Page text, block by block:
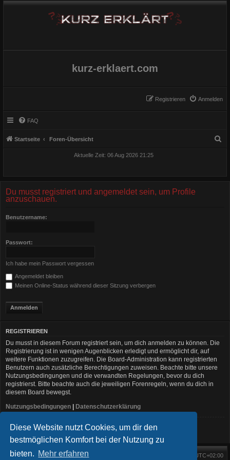
Diese Website nutzt Cookies, um dir den
bestmöglichen Komfort bei der Nutzung zu
bieten. Mehr erfahren
kurz-erklaert.com
Anmelden
Registrieren
FAQ
Startseite Foren-Übersicht
Aktuelle Zeit: 06 Aug 2026 21:25
Du musst registriert und angemeldet sein, um Profile
anzuschauen.
Benutzername:
Passwort:
Ich habe mein Passwort vergessen
Angemeldet bleiben
Meinen Online-Status während dieser Sitzung verbergen
REGISTRIEREN
Du musst in diesem Forum registriert sein, um dich anmelden zu können. Die
Registrierung ist in wenigen Augenblicken erledigt und ermöglicht dir, auf
weitere Funktionen zuzugreifen. Die Board-Administration kann registrierten
Benutzern auch zusätzliche Berechtigungen zuweisen. Beachte bitte unsere
Nutzungsbedingungen und die verwandten Regelungen, bevor du dich
registrierst. Bitte beachte auch die jeweiligen Forenregeln, wenn du dich in
diesem Board bewegst.
Nutzungsbedingungen | Datenschutzerklärung
Registrieren
Startseite Foren-Übersicht UTC+02:00